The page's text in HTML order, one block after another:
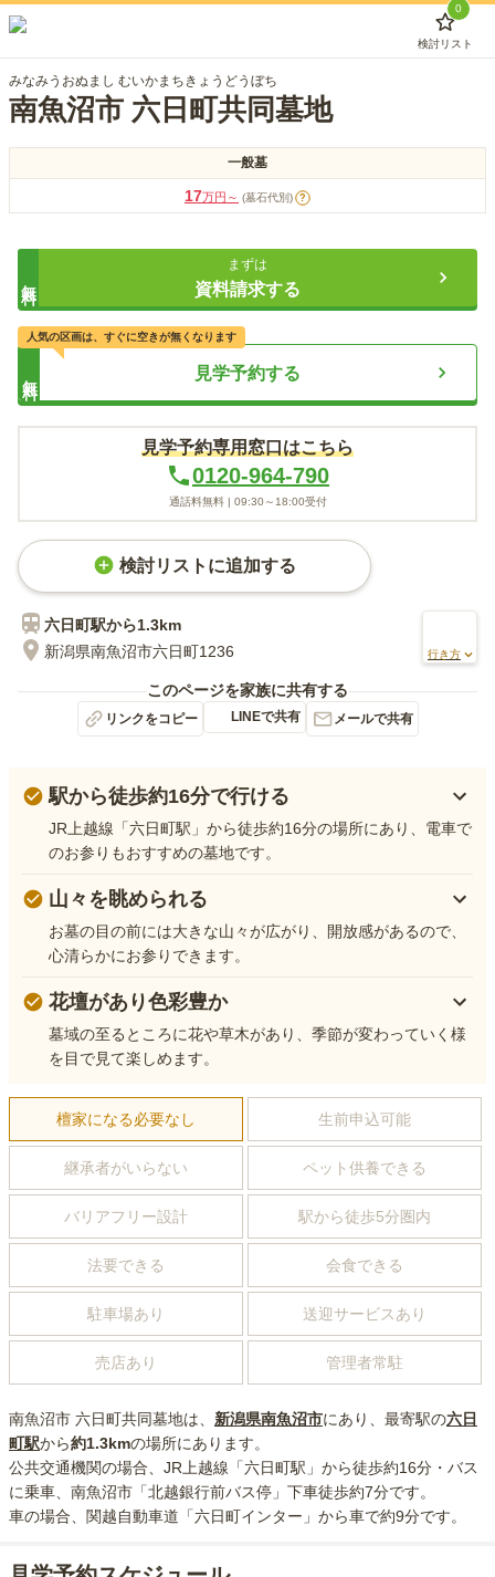
0
検討リスト
みなみうおぬまし むいかまちきょうどうぼち
南魚沼市 六日町共同墓地
一般墓
17万円～ (墓石代別) ?
まずは
資料請求する
見学予約する
人気の区画は、すぐに空きが無くなります
見学予約専用窓口はこちら
0120-964-790
通話料無料 | 09:30～18:00受付
検討リストに追加する
六日町駅から1.3km
新潟県南魚沼市六日町1236
行き方
このページを家族に共有する
リンクをコピー LINEで共有 メールで共有
駅から徒歩約16分で行ける
JR上越線「六日町駅」から徒歩約16分の場所にあり、電車で
のお参りもおすすめの墓地です。
山々を眺められる
お墓の目の前には大きな山々が広がり、開放感があるので、
心清らかにお参りできます。
花壇があり色彩豊か
墓域の至るところに花や草木があり、季節が変わっていく様
を目で見て楽しめます。
檀家になる必要なし 生前申込可能
継承者がいらない ペット供養できる
バリアフリー設計 駅から徒歩5分圏内
法要できる 会食できる
駐車場あり 送迎サービスあり
売店あり 管理者常駐
南魚沼市 六日町共同墓地は、 新潟県南魚沼市にあり 、最寄駅の六日
町駅から約1.3kmの場所にあり ます。
公共交通機関の場合 、JR上越線「六日町駅」から徒歩約16分・バス
に乗車、南魚沼市「北越銀行前バス停」下車徒歩約7分です。
車の場合 、関越自動車道「六日町インター」から車で約9分です。